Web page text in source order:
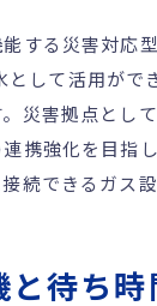
する災害対応
して活用がで
災害拠点とし
携強化を目指
続できるガス
と待ち